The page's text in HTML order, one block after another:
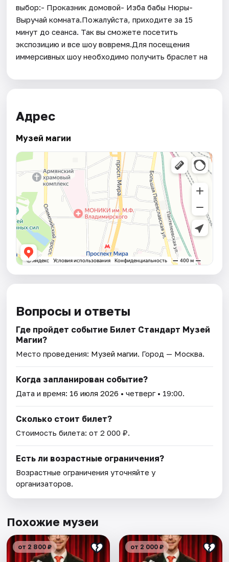
выбор:- Проказник домовой- Изба бабы Нюры-
Выручай комната.Пожалуйста, приходите за 15
минут до сеанса. Так вы сможете посетить
экспозицию и все шоу вовремя.Для посещения
иммерсивных шоу необходимо получить браслет на
Адрес
Музей магии
Вопросы и ответы
Где пройдет событие Билет Стандарт Музей
Магии?
Место проведения: Музей магии. Город — Москва.
Когда запланирован событие?
Дата и время: 16 июля 2026 • четверг • 19:00.
Сколько стоит билет?
Стоимость билета: от 2 000 ₽.
Есть ли возрастные ограничения?
Возрастные ограничения уточняйте у
организаторов.
Похожие музеи
от 2 800 ₽ от 2 000 ₽